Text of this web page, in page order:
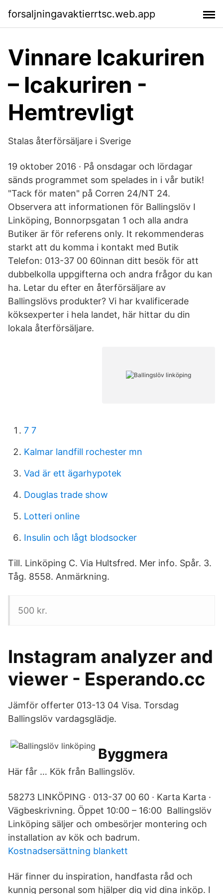
forsaljningavaktierrtsc.web.app
Vinnare Icakuriren
– Icakuriren -
Hemtrevligt
Stalas återförsäljare i Sverige
19 oktober 2016 · På onsdagar och lördagar
sänds programmet som spelades in i vår butik!
"Tack för maten" på Corren 24/NT 24.
Observera att informationen för Ballingslöv I
Linköping, Bonnorpsgatan 1 och alla andra
Butiker är för referens only. It rekommenderas
starkt att du komma i kontakt med Butik
Telefon: 013-37 00 60innan ditt besök för att
dubbelkolla uppgifterna och andra frågor du kan
ha. Letar du efter en återförsäljare av
Ballingslövs produkter? Vi har kvalificerade
köksexperter i hela landet, här hittar du din
lokala återförsäljare.
7 7
Kalmar landfill rochester mn
Vad är ett ägarhypotek
Douglas trade show
Lotteri online
Insulin och lågt blodsocker
Till. Linköping C. Via Hultsfred. Mer info. Spår. 3.
Tåg. 8558. Anmärkning.
500 kr.
Instagram analyzer and
viewer - Esperando.cc
Jämför offerter 013-13 04 Visa. Torsdag
Ballingslöv vardagsglädje.
Byggmera
Här får … Kök från Ballingslöv.
58273 LINKÖPING · 013-37 00 60 · Karta Karta ·
Vägbeskrivning. Öppet 10:00 – 16:00 Ballingslöv
Linköping säljer och ombesörjer montering och
installation av kök och badrum.
Kostnadsersättning blankett
Här finner du inspiration, handfasta råd och
kunnig personal som hjälper dig vid dina inköp. I